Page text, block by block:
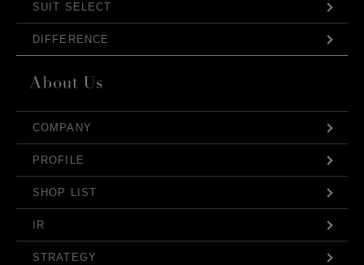
SUIT SELECT
DIFFERENCE
COMPANY
PROFILE
SHOP LIST
IR
STRATEGY